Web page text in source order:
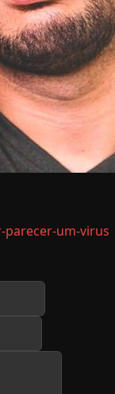
um-virus